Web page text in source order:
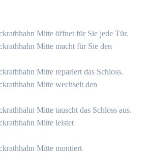
Mitte öffnet für Sie jede Tür.
Mitte macht für Sie den
Mitte repariert das Schloss.
Mitte wechselt den
Mitte tauscht das Schloss aus.
Mitte leistet
Mitte montiert